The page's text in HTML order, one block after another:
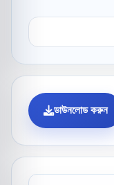
ডাউনলোড করুন